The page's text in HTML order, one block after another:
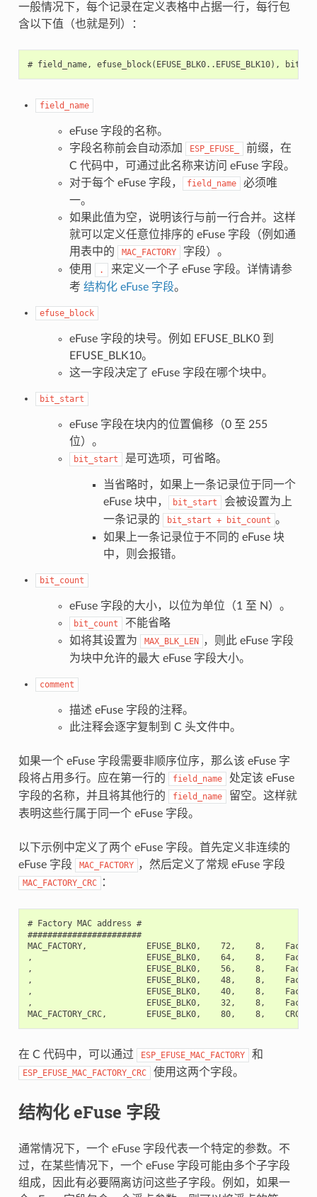
一般情况下，每个记录在定义表格中占据一行，每行包
含以下值（也就是列）：
field_name
eFuse 字段的名称。
字段名称前会自动添加
ESP_EFUSE_
前缀，在
C 代码中，可通过此名称来访问 eFuse 字段。
对于每个 eFuse 字段，
field_name
必须唯
一。
如果此值为空，说明该行与前一行合并。这样
就可以定义任意位排序的 eFuse 字段（例如通
用表中的
MAC_FACTORY
字段）。
使用
.
来定义一个子 eFuse 字段。详情请参
考 结构化 eFuse 字段。
efuse_block
eFuse 字段的块号。例如 EFUSE_BLK0 到
EFUSE_BLK10。
这一字段决定了 eFuse 字段在哪个块中。
bit_start
eFuse 字段在块内的位置偏移（0 至 255
位）。
bit_start 是可选项，可省略。
当省略时，如果上一条记录位于同一个
eFuse 块中，
bit_start
会被设置为上
一条记录的
bit_start + bit_count 。
如果上一条记录位于不同的 eFuse 块
中，则会报错。
bit_count
eFuse 字段的大小，以位为单位（1 至 N）。
bit_count
不能省略
如将其设置为
MAX_BLK_LEN ，则此 eFuse 字段
为块中允许的最大 eFuse 字段大小。
comment
描述 eFuse 字段的注释。
此注释会逐字复制到 C 头文件中。
如果一个 eFuse 字段需要非顺序位序，那么该 eFuse 字
段将占用多行。应在第一行的
field_name
处定该 eFuse
字段的名称，并且将其他行的
field_name
留空。这样就
表明这些行属于同一个 eFuse 字段。
以下示例中定义了两个 eFuse 字段。首先定义非连续的
eFuse 字段
MAC_FACTORY ，然后定义了常规 eFuse 字段
MAC_FACTORY_CRC ：
# Factory MAC address #
#######################
MAC_FACTORY,            EFUSE_BLK0,    72,    8,
,                       EFUSE_BLK0,    64,    8,    Factory
,                       EFUSE_BLK0,    56,    8,    Factory
,                       EFUSE_BLK0,    48,    8,    Factory
,                       EFUSE_BLK0,    40,    8,    Factory
,                       EFUSE_BLK0,    32,    8,    Factory
在 C 代码中，可以通过 ESP_EFUSE_MAC_FACTORY 和
ESP_EFUSE_MAC_FACTORY_CRC 使用这两个字段。
结构化 eFuse 字段
通常情况下，一个 eFuse 字段代表一个特定的参数。不
过，在某些情况下，一个 eFuse 字段可能由多个子字段
组成，因此有必要隔离访问这些子字段。例如，如果一